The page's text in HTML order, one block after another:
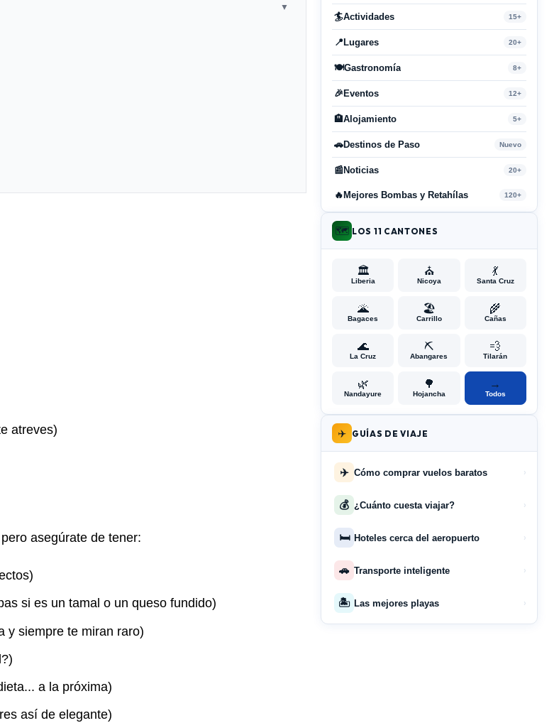
▼
atreves)
asegúrate de tener:
si es un tamal o un queso fundido)
y siempre te miran raro)
a la próxima)
así de elegante)
🏄Actividades 15+
📍 Lugares 20+
🍽️Gastronomía 8+
🎉 Eventos 12+
🏨Alojamiento 5+
🚗Destinos de Paso Nuevo
📰 Noticias 20+
🔥 Mejores Bombas y Retahílas 120+
🗺️ LOS 11 CANTONES
🏛️
Liberia
⛪
Nicoya
💃
Santa Cruz
🌋
Bagaces
🏖️
Carrillo
🌾
Cañas
🌊
La Cruz
⛏️
Abangares
💨
Tilarán
🌿
Nandayure
🌳
Hojancha
→
Todos
✈️ GUÍAS DE VIAJE
✈️ Cómo comprar vuelos baratos ›
💰 ¿Cuánto cuesta viajar? ›
🛏️ Hoteles cerca del aeropuerto ›
🚗 Transporte inteligente ›
🏝️ Las mejores playas ›